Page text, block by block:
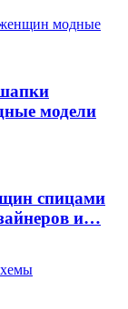
модели
спицами
и…